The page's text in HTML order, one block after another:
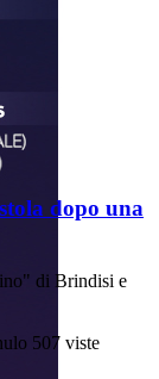
dopo una
di Brindisi e
507 viste